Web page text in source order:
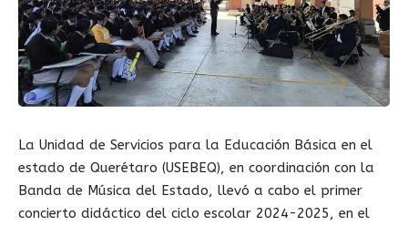
La Unidad de Servicios para la Educación Básica en el
estado de Querétaro (USEBEQ), en coordinación con la
Banda de Música del Estado, llevó a cabo el primer
concierto didáctico del ciclo escolar 2024-2025, en el